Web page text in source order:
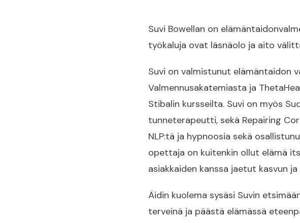
Suvi Bowellan on
työkaluja ovat läsnäolo ja aito
Suvi on valmistunut elämäntaidon
Valmennusakatemiasta ja
Stibalin kursseilta. Suvi on myös
tunneterapeutti, sekä Repairing
NLP:tä ja hypnoosia sekä
opettaja on kuitenkin ollut elämä
asiakkaiden kanssa jaetut kasvun
Äidin kuolema sysäsi Suvin
terveinä ja päästä elämässä